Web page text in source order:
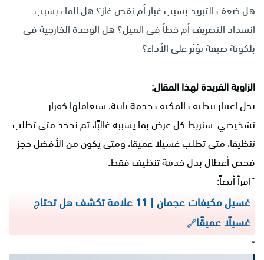
هل ضعف التبريد بسبب غبار أم نقص غاز؟ هل الماء بسبب
انسداد التصريف أم خطأ في الميل؟ هل الوحدة الخارجية في
بلكونة ضيقة تؤثر على الأداء؟
الزاوية الفريدة لهذا المقال:
بدل اعتبار تنظيف المكيف خدمة ثابتة، سنعاملها كقرار
تشخيصي. سنربط كل عرض بما يسببه غالبًا، ثم نحدد متى تطلب
تنظيفًا، متى تطلب غسيلًا عميقًا، ومتى يكون من الأفضل حجز
فحص أعطال بدل خدمة تنظيف فقط.
“اقرأ أيضاً:
غسيل مكيفات عجمان | 11 علامة تكشف هل تحتاج
غسيلًا عميقًا
“